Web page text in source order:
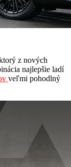
z nových
najlepšie ladí
veľmi pohodlný